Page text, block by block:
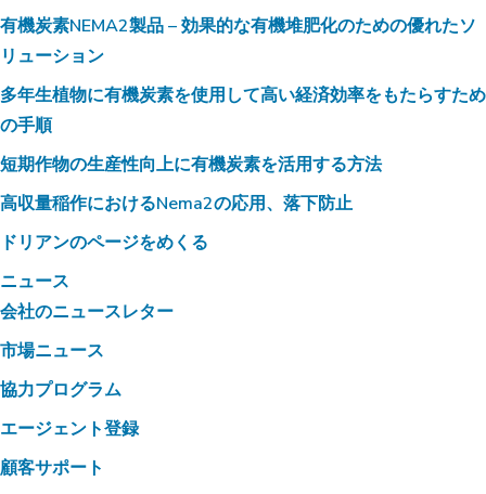
有機炭素NEMA2製品 – 効果的な有機堆肥化のための優れたソ
リューション
多年生植物に有機炭素を使用して高い経済効率をもたらすため
の手順
短期作物の生産性向上に有機炭素を活用する方法
高収量稲作におけるNema2の応用、落下防止
ドリアンのページをめくる
ニュース
会社のニュースレター
市場ニュース
協力プログラム
エージェント登録
顧客サポート